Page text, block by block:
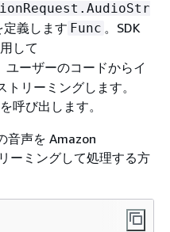
義します Func 。SDK
して
ユーザーのコードからイ
リーミングします。
呼び出します。
音声を Amazon
ーミングして処理する方